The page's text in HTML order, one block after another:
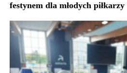
festynem dla młodych